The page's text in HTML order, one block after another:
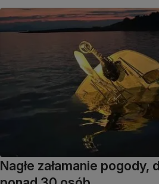
Nagłe załamanie pogody,